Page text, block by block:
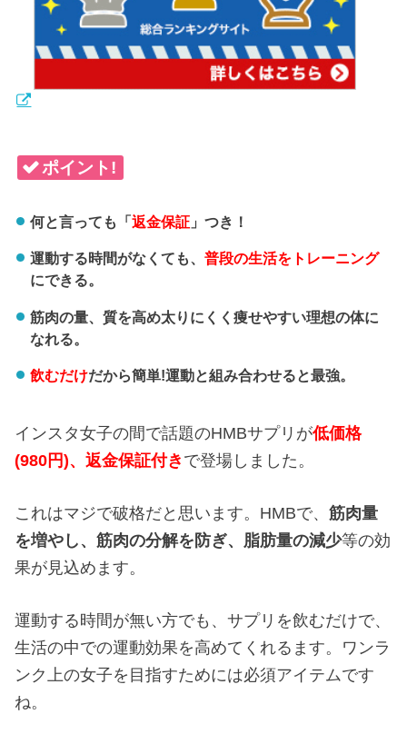
ポイント!
何と言っても「返金保証」つき！
運動する時間がなくても、 普段の生活をトレーニング
にできる。
筋肉の量、質を高め太りにくく痩せやすい理想の体に
なれる。
飲むだけだから簡単!運動と組み合わせると最強。
インスタ女子の間で話題のHMBサプリが低価格
(980円)、返金保証付き で登場しました。
これはマジで破格だと思います。HMBで、筋肉量
を増やし、筋肉の分解を防ぎ、 脂肪量の減少等の効
果が見込めます。
運動する時間が無い方でも、サプリを飲むだけで、
生活の中での運動効果を高めてくれるます。ワンラ
ンク上の女子を目指すためには必須アイテムです
ね。